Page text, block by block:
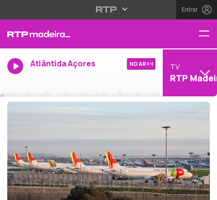
Entrar
Atlântida Açores NO AR TV
RTP